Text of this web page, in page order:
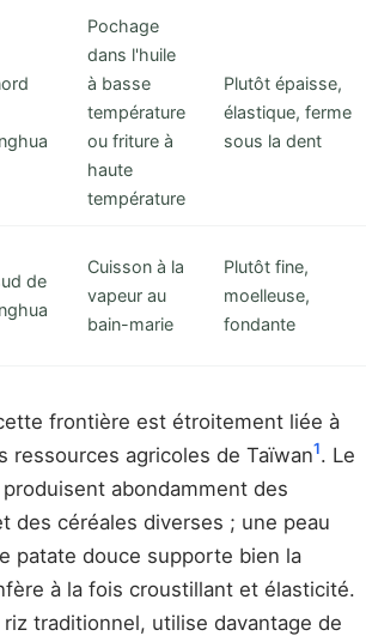
Pochage
dans l'huile
à basse
température
ou friture à
haute
température
Plutôt épaisse,
élastique, ferme
sous la dent
de
Cuisson à la
vapeur au
bain-marie
Plutôt fine,
moelleuse,
fondante
frontière est étroitement liée à
ressources agricoles de Taïwan1. Le
abondamment des
des céréales diverses ; une peau
patate douce supporte bien la
à la fois croustillant et élasticité.
traditionnel, utilise davantage de